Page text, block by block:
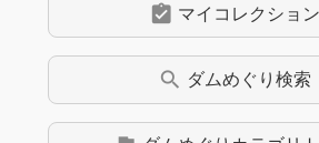
assignment_turned_in マイコレクション
search ダムめぐり検索